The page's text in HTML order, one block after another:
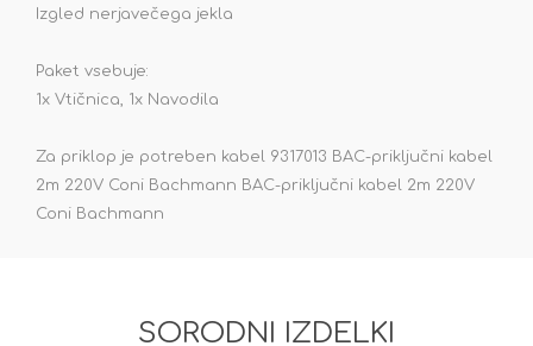
Izgled nerjavečega jekla
Paket vsebuje:
1x Vtičnica, 1x Navodila
Za priklop je potreben kabel 9317013 BAC-priključni kabel
2m 220V Coni Bachmann BAC-priključni kabel 2m 220V
Coni Bachmann
SORODNI IZDELKI